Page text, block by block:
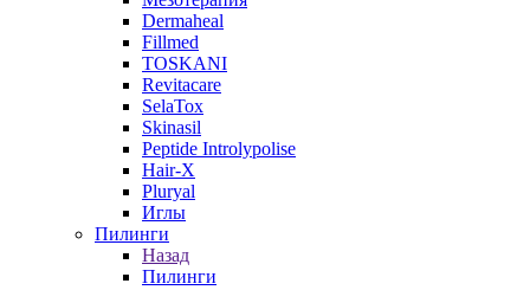
Dermaheal
Fillmed
TOSKANI
Revitacare
SelaTox
Skinasil
Peptide Introlypolise
Hair-X
Pluryal
Иглы
Пилинги
Назад
Пилинги